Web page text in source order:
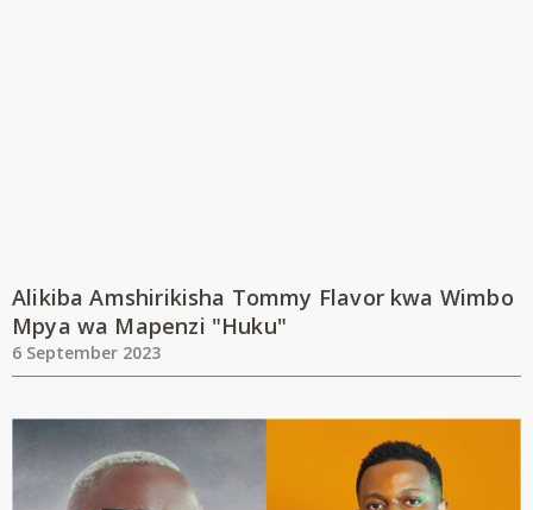
Alikiba Amshirikisha Tommy Flavor kwa Wimbo
Mpya wa Mapenzi "Huku"
6 September 2023